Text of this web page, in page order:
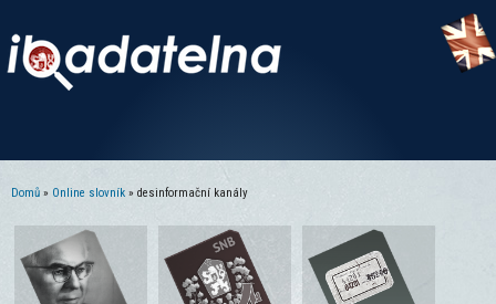
Domů » Online slovník » desinformační kanály